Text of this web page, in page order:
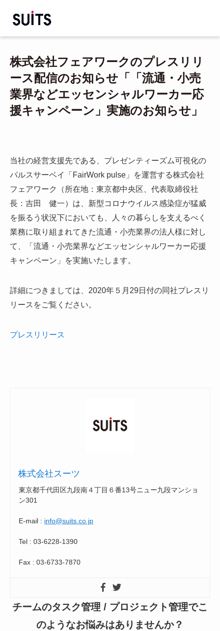
株式会社フェアワークのプレスリリ
ース配信のお知らせ「「流通・小売
業界などエッセンシャルワーカー応
援キャンペーン」実施のお知らせ」
当社の経営支援先である、プレゼンティーズム可視化の
パルスサーベイ「 FairWork pulse」を運営する株式会社
フェアワーク（所在地：東京都中央区、代表取締役社
長：吉田 健一）は、 新型コロナウイルス感染症が猛威
を振るう状況下においても、人々の暮らしを支えるべく
業務に取り組まれてきた流通・小売業界の法人様に対し
て、「流通・小売業界などエッセンシャルワーカー応援
キャンペーン」を実施いたします。
詳細につきましては、2020年５月29日付の同社プレスリ
リースをご覧ください。
プレスリリース
株式会社スーツ
東京都千代田区九段南４丁目６番13号ニュー九段マンショ
ン301
E-mail : info@suits.co.jp
Tel : 03-6228-1390
Fax : 03-6733-7870
チームのタスク管理 / プロジェクト管理でこ
のようなお悩みはありませんか？